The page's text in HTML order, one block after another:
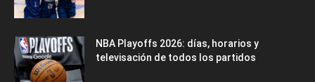
NBA Playoffs 2026: días, horarios y
televisación de todos los partidos